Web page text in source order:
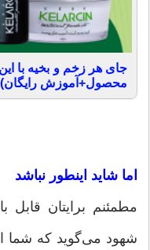
محصول+آموزش رایگان)
اما شاید اینطور نباشد
مطمئنم برایتان قابل
شهود می‌گوید که شما